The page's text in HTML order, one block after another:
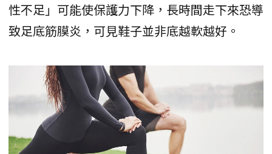
性不足」可能使保護力下降，長時間走下來恐導
致足底筋膜炎，可見鞋子並非底越軟越好。